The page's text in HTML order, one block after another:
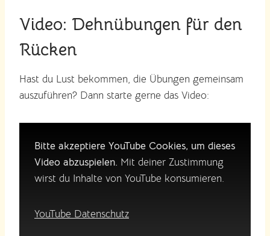
Video: Dehnübungen für den
Rücken
Hast du Lust bekommen, die Übungen gemeinsam
auszuführen? Dann starte gerne das Video:
Bitte akzeptiere YouTube Cookies, um dieses
Video abzuspielen. Mit deiner Zustimmung
wirst du Inhalte von YouTube konsumieren.
YouTube Datenschutz